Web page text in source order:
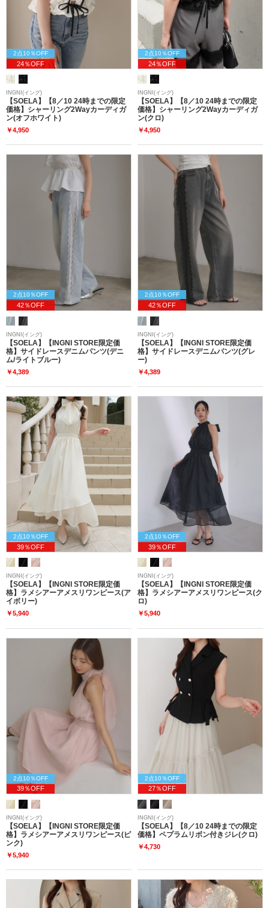
2点10％OFF
24％OFF
INGNI(イング)
【SOELA】【8／10 24時までの限定
価格】シャーリング2Wayカーディガ
ン(オフホワイト)
￥4,950
2点10％OFF
24％OFF
INGNI(イング)
【SOELA】【8／10 24時までの限定
価格】シャーリング2Wayカーディガ
ン(クロ)
￥4,950
2点10％OFF
42％OFF
INGNI(イング)
【SOELA】【INGNI STORE限定価
格】サイドレースデニムパンツ(デニ
ム/ライトブルー)
￥4,389
2点10％OFF
42％OFF
INGNI(イング)
【SOELA】【INGNI STORE限定価
格】サイドレースデニムパンツ(グレ
ー)
￥4,389
2点10％OFF
39％OFF
INGNI(イング)
【SOELA】【INGNI STORE限定価
格】ラメシアーアメスリワンピース(ア
イボリー)
￥5,940
2点10％OFF
39％OFF
INGNI(イング)
【SOELA】【INGNI STORE限定価
格】ラメシアーアメスリワンピース(ク
ロ)
￥5,940
2点10％OFF
39％OFF
INGNI(イング)
【SOELA】【INGNI STORE限定価
格】ラメシアーアメスリワンピース(ピ
ンク)
￥5,940
2点10％OFF
27％OFF
INGNI(イング)
【SOELA】【8／10 24時までの限定
価格】ペプラムリボン付きジレ(クロ)
￥4,730